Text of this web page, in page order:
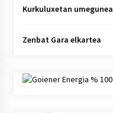
Kurkuluxetan umegunea
Zenbat Gara elkartea